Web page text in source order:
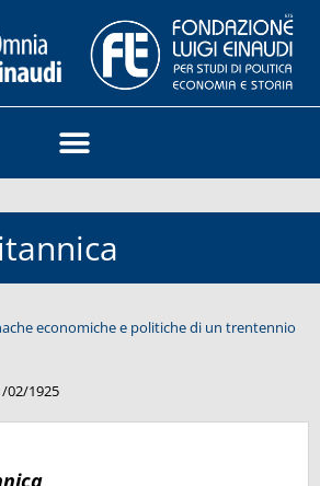
economiche e politiche di un trentennio
02/1925